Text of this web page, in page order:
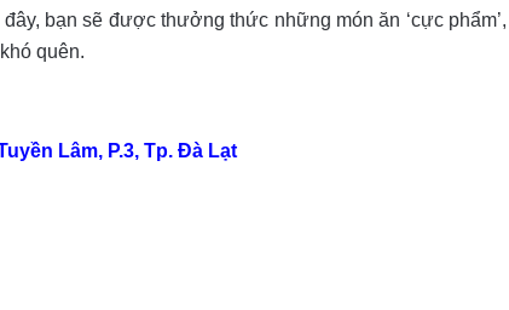
bạn sẽ được thưởng thức những món ăn ‘cực phẩm’,
quên.
Lâm, P.3, Tp. Đà Lạt